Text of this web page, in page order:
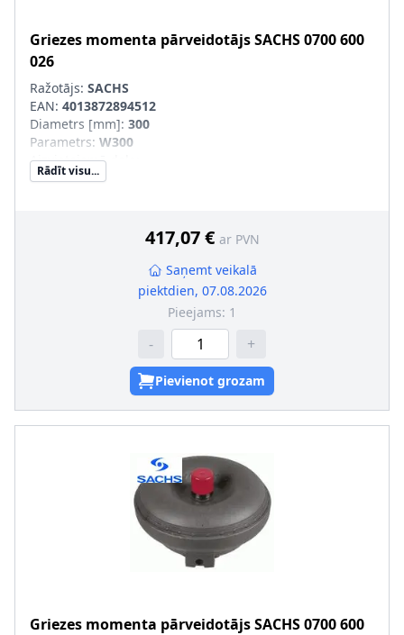
Griezes momenta pārveidotājsSACHS0700 600
026
Ražotājs: SACHS
EAN: 4013872894512
Diametrs [mm]: 300
Parametrs: W300
Aizvietojamā daļa
SVHC:Informācija nav pieejama, lūdzu, griezieties pie
Rādīt visu...
417,07 € ar PVN
Saņemt veikalā
piektdien, 07.08.2026
Pieejams: 1
- +
Pievienot grozam
Griezes momenta pārveidotājsSACHS0700 600